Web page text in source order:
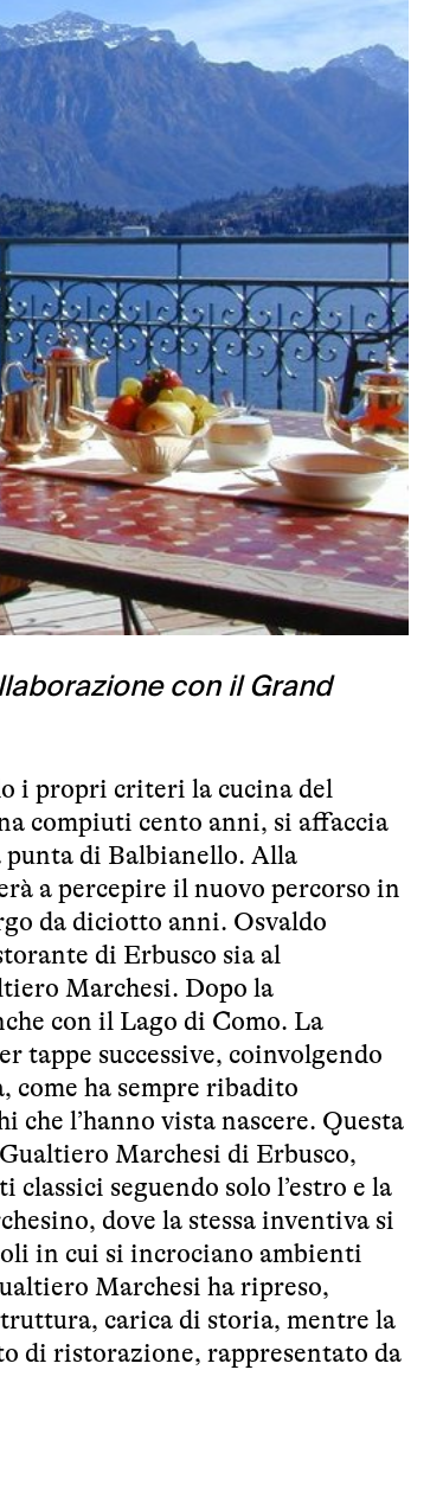
con il Grand
i propri criteri la cucina del
compiuti cento anni, si affaccia
punta di Balbianello. Alla
a percepire il nuovo percorso in
da diciotto anni. Osvaldo
di Erbusco sia al
Marchesi. Dopo la
con il Lago di Como. La
tappe successive, coinvolgendo
come ha sempre ribadito
l’hanno vista nascere. Questa
Marchesi di Erbusco,
seguendo solo l’estro e la
dove la stessa inventiva si
in cui si incrociano ambienti
Marchesi ha ripreso,
carica di storia, mentre la
di ristorazione, rappresentato da